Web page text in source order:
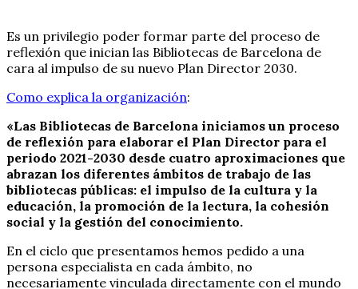
Es un privilegio poder formar parte del proceso de
reflexión que inician las Bibliotecas de Barcelona de
cara al impulso de su nuevo Plan Director 2030.
Como explica la organización:
«Las Bibliotecas de Barcelona iniciamos un proceso
de reflexión para elaborar el Plan Director para el
periodo 2021-2030 desde cuatro aproximaciones que
abrazan los diferentes ámbitos de trabajo de las
bibliotecas públicas: el impulso de la cultura y la
educación, la promoción de la lectura, la cohesión
social y la gestión del conocimiento.
En el ciclo que presentamos hemos pedido a una
persona especialista en cada ámbito, no
necesariamente vinculada directamente con el mundo